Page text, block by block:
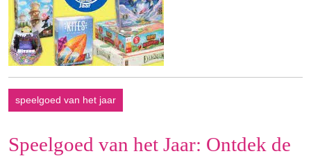
speelgoed van het jaar
Speelgoed van het Jaar: Ontdek de